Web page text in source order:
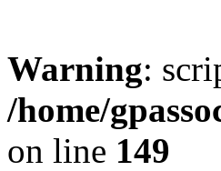
Warning:
/home/
on line 149